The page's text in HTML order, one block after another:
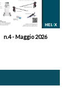
n.4 - Maggio 2026